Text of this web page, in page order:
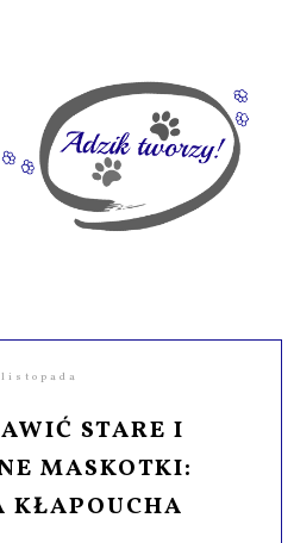
STARE I
MASKOTKI:
KŁAPOUCHA